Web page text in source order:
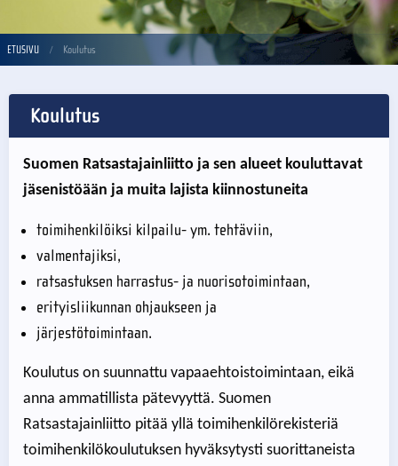
ETUSIVU Koulutus
Koulutus
Suomen Ratsastajainliitto ja sen alueet kouluttavat
jäsenistöään ja muita lajista kiinnostuneita
toimihenkilöiksi kilpailu- ym. tehtäviin,
valmentajiksi,
ratsastuksen harrastus- ja nuorisotoimintaan,
erityisliikunnan ohjaukseen ja
järjestötoimintaan.
Koulutus on suunnattu vapaaehtoistoimintaan, eikä
anna ammatillista pätevyyttä. Suomen
Ratsastajainliitto pitää yllä toimihenkilörekisteriä
toimihenkilökoulutuksen hyväksytysti suorittaneista